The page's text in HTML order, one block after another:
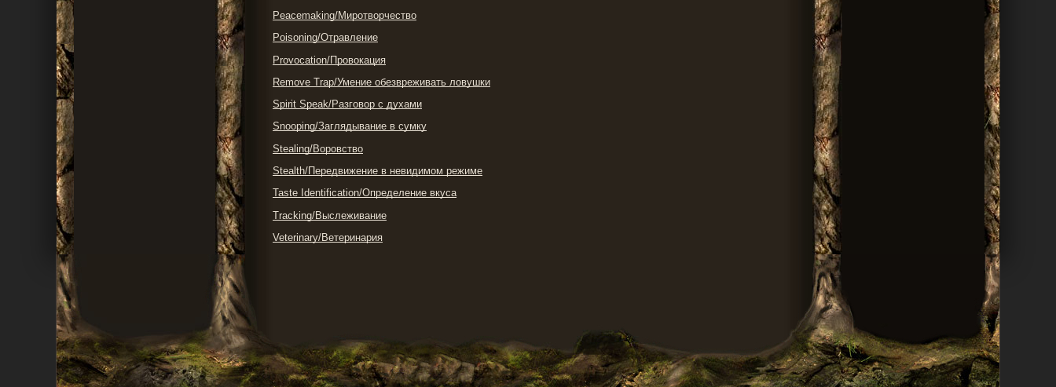
Peacemaking/Миротворчество
Poisoning/Отравление
Provocation/Провокация
Remove Trap/Умение обезвреживать ловушки
Spirit Speak/Разговор с духами
Snooping/Заглядывание в сумку
Stealing/Воровство
Stealth/Передвижение в невидимом режиме
Taste Identification/Определение вкуса
Tracking/Выслеживание
Veterinary/Ветеринария